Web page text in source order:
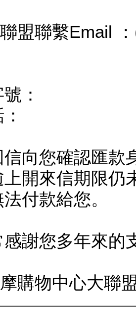
盟聯繫Email
：
向您確認匯款
開來信期限仍
付款給您。
謝您多年來的
摩購物中心大